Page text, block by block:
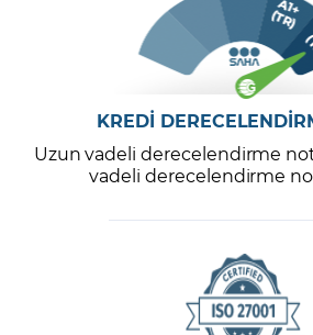
KREDİ
Uzun vadeli derecelendirme
vadeli derecelendirme